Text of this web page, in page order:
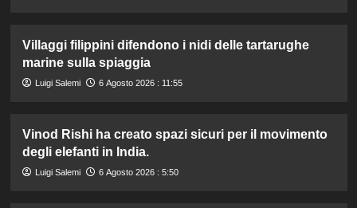
Villaggi filippini difendono i nidi delle tartarughe
marine sulla spiaggia
Luigi Salemi 6 Agosto 2026 : 11:55
Vinod Rishi ha creato spazi sicuri per il movimento
degli elefanti in India.
Luigi Salemi 6 Agosto 2026 : 5:50